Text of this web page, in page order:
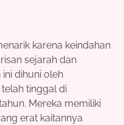
karena keindahan
sejarah dan
dihuni oleh
tinggal di
Mereka memiliki
erat kaitannya